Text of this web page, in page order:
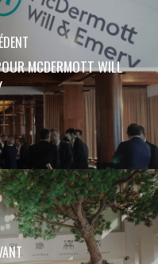
MCDERMOTT WILL